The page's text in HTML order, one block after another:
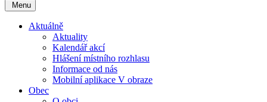
Menu
Aktuálně
Aktuality
Kalendář akcí
Hlášení místního rozhlasu
Informace od nás
Mobilní aplikace V obraze
Obec